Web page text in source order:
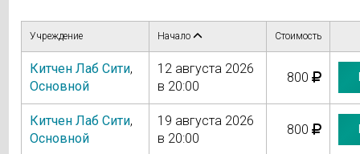
Учреждение Начало Стоимость
Китчен Лаб Сити,
Основной
12 августа 2026
в 20:00
800
Китчен Лаб Сити,
Основной
19 августа 2026
в 20:00
800